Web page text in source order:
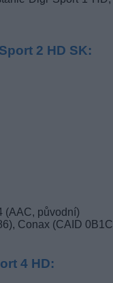
2 HD SK:
(AAC, původní)
Conax (CAID
4 HD: